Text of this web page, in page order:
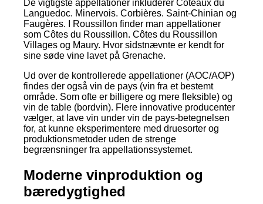
De vigtigste appellationer inkluderer Coteaux du
Languedoc. Minervois. Corbières. Saint-Chinian og
Faugères. I Roussillon finder man appellationer
som Côtes du Roussillon. Côtes du Roussillon
Villages og Maury. Hvor sidstnævnte er kendt for
sine søde vine lavet på Grenache.
Ud over de kontrollerede appellationer (AOC/AOP)
findes der også vin de pays (vin fra et bestemt
område. Som ofte er billigere og mere fleksible) og
vin de table (bordvin). Flere innovative producenter
vælger, at lave vin under vin de pays-betegnelsen
for, at kunne eksperimentere med druesorter og
produktionsmetoder uden de strenge
begrænsninger fra appellationssystemet.
Moderne vinproduktion og
bæredygtighed